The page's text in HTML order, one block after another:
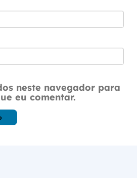
neste navegador para
eu comentar.